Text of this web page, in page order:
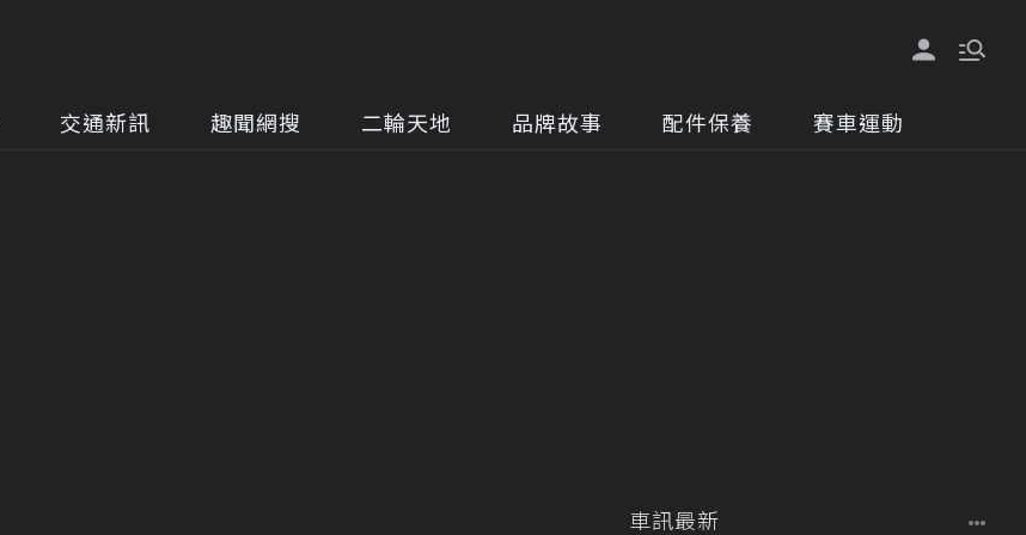
交通新訊 趣聞網搜 二輪天地 品牌故事 配件保養 賽車運動
車訊最新